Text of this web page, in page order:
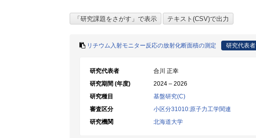
リチウム入射モニター反応の放射化断面積の測定 研究代表者
研究代表者
合川 正幸
研究期間 (年度)
2024 – 2026
研究種目
基盤研究(C)
審査区分
小区分31010:原子力工学関連
研究機関
北海道大学